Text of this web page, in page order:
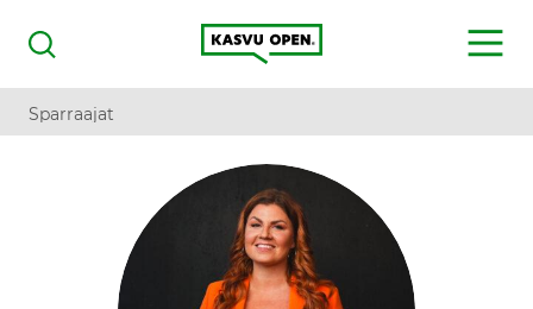
Haku
Kasvu Open
MENU
Sparraajat